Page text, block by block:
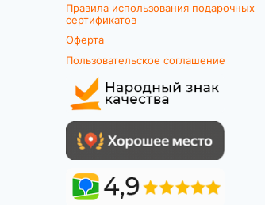
Правила использования подарочных
сертификатов
Оферта
Пользовательское соглашение